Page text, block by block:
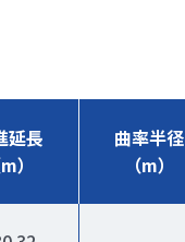
延長
）
曲率半径
（m）